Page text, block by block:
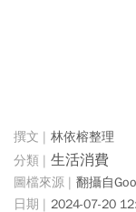
林依榕整理
生活消費
翻攝自
2024-07-20